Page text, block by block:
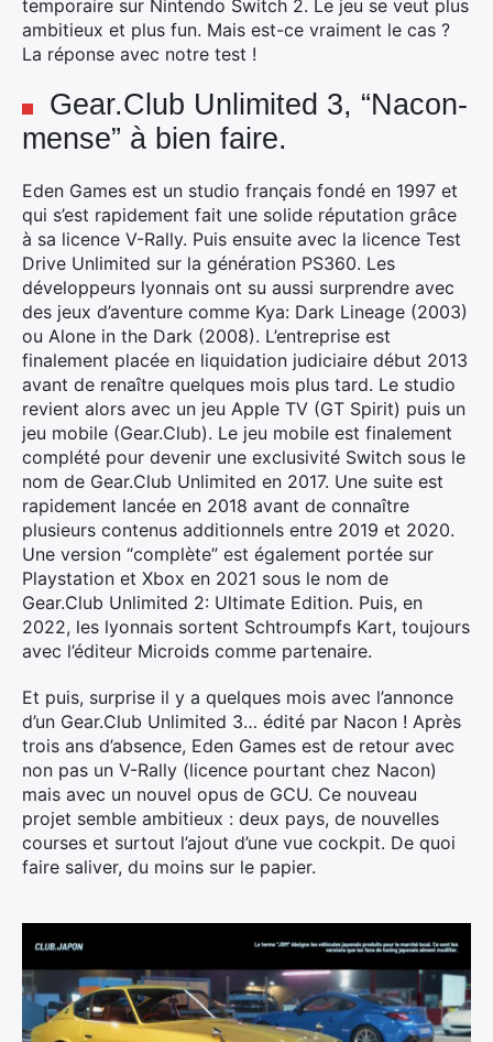
temporaire sur Nintendo Switch 2. Le jeu se veut plus
ambitieux et plus fun. Mais est-ce vraiment le cas ?
La réponse avec notre test !
Gear.Club Unlimited 3, “Nacon-
mense” à bien faire.
Eden Games est un studio français fondé en 1997 et
qui s’est rapidement fait une solide réputation grâce
à sa licence V-Rally. Puis ensuite avec la licence Test
Drive Unlimited sur la génération PS360. Les
développeurs lyonnais ont su aussi surprendre avec
des jeux d’aventure comme Kya: Dark Lineage (2003)
ou Alone in the Dark (2008). L’entreprise est
finalement placée en liquidation judiciaire début 2013
avant de renaître quelques mois plus tard. Le studio
revient alors avec un jeu Apple TV (GT Spirit) puis un
jeu mobile (Gear.Club). Le jeu mobile est finalement
complété pour devenir une exclusivité Switch sous le
nom de Gear.Club Unlimited en 2017. Une suite est
rapidement lancée en 2018 avant de connaître
plusieurs contenus additionnels entre 2019 et 2020.
Une version “complète” est également portée sur
Playstation et Xbox en 2021 sous le nom de
Gear.Club Unlimited 2: Ultimate Edition. Puis, en
2022, les lyonnais sortent Schtroumpfs Kart, toujours
avec l’éditeur Microids comme partenaire.
Et puis, surprise il y a quelques mois avec l’annonce
d’un Gear.Club Unlimited 3… édité par Nacon ! Après
trois ans d’absence, Eden Games est de retour avec
non pas un V-Rally (licence pourtant chez Nacon)
mais avec un nouvel opus de GCU. Ce nouveau
projet semble ambitieux : deux pays, de nouvelles
courses et surtout l’ajout d’une vue cockpit. De quoi
faire saliver, du moins sur le papier.